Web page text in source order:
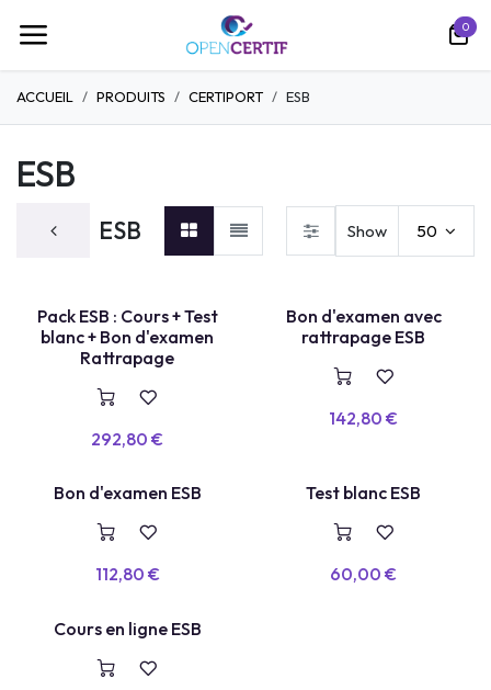
0
ACCUEIL PRODUITS CERTIPORT ESB
ESB
ESB Show 50
PACK COMPLET
Pack ESB : Cours + Test
blanc + Bon d'examen
Rattrapage
292,80 €
BON + RETAKE
Bon d'examen avec
rattrapage ESB
142,80 €
BON D'EXAMEN
Bon d'examen ESB
112,80 €
TEST BLANC
Test blanc ESB
60,00 €
COURS EN LIGNE
Cours en ligne ESB